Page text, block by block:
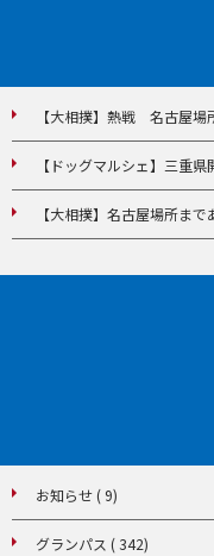
【大相撲】熱戦 名古屋場
【ドッグマルシェ】三重
【大相撲】名古屋場所まで
お知らせ ( 9)
グランパス ( 342)